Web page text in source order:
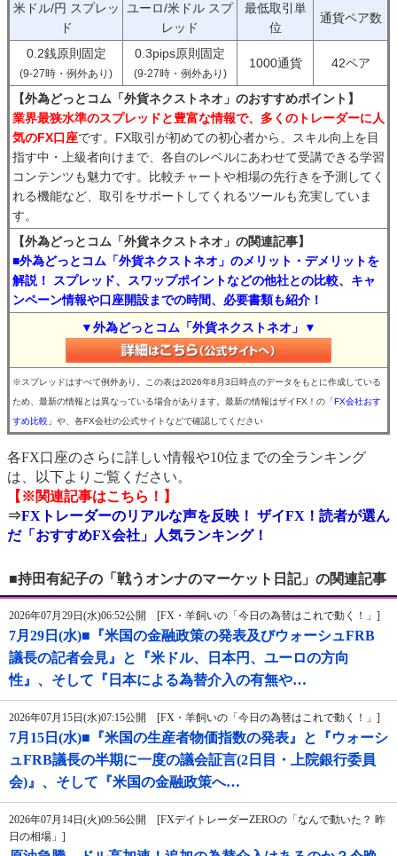
米ドル/円 スプレッ
ド
ユーロ/米ドル スプ
レッド
最低取引単
位
通貨ペア数
0.2銭原則固定
(9-27時・例外あり)
0.3pips原則固定
(9-27時・例外あり)
1000通貨 42ペア
【外為どっとコム「外貨ネクストネオ」のおすすめポイント】
業界最狭水準のスプレッドと豊富な情報で、多くのトレーダーに人
気のFX口座です。FX取引が初めての初心者から、スキル向上を目
指す中・上級者向けまで、各自のレベルにあわせて受講できる学習
コンテンツも魅力です。比較チャートや相場の先行きを予測してく
れる機能など、取引をサポートしてくれるツールも充実していま
す。
【外為どっとコム「外貨ネクストネオ」の関連記事】
■外為どっとコム「外貨ネクストネオ」のメリット・デメリットを
解説！ スプレッド、スワップポイントなどの他社との比較、キャ
ンペーン情報や口座開設までの時間、必要書類も紹介！
▼外為どっとコム「外貨ネクストネオ」▼
※スプレッドはすべて例外あり。この表は2026年8月3日時点のデータをもとに作成している
ため、最新の情報とは異なっている場合があります。最新の情報はザイFX！の 「FX会社おす
すめ比較」 や、各FX会社の公式サイトなどで確認してください
各FX口座のさらに詳しい情報や10位までの全ランキング
は、以下よりご覧ください。
【※関連記事はこちら！】
⇒FXトレーダーのリアルな声を反映！ ザイFX！読者が選ん
だ「おすすめFX会社」人気ランキング！
■持田有紀子の「戦うオンナのマーケット日記」の関連記事
2026年07月29日(水)06:52公開 [FX・羊飼いの「今日の為替はこれで動く！」]
7月29日(水)■『米国の金融政策の発表及びウォーシュFRB
議長の記者会見』と『米ドル、日本円、ユーロの方向
性』、そして『日本による為替介入の有無や…
2026年07月15日(水)07:15公開 [FX・羊飼いの「今日の為替はこれで動く！」]
7月15日(水)■『米国の生産者物価指数の発表』と『ウォーシ
ュFRB議長の半期に一度の議会証言(2日目・上院銀行委員
会)』、そして『米国の金融政策へ…
2026年07月14日(火)09:56公開 [FXデイトレーダーZEROの「なんで動いた？ 昨
日の相場」]